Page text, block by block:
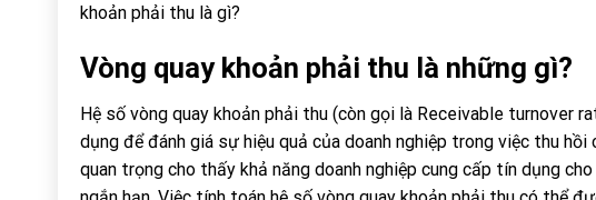
khoản phải thu là gì?
Vòng quay khoản phải thu là những gì?
Hệ số vòng quay khoản phải thu (còn gọi là Receivable
dụng để đánh giá sự hiệu quả của doanh nghiệp trong việc thu
quan trọng cho thấy khả năng doanh nghiệp cung cấp tín dụng